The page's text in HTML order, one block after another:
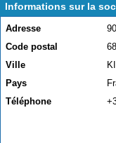
Informations sur la
Adresse
Code postal
Ville
Pays
Téléphone